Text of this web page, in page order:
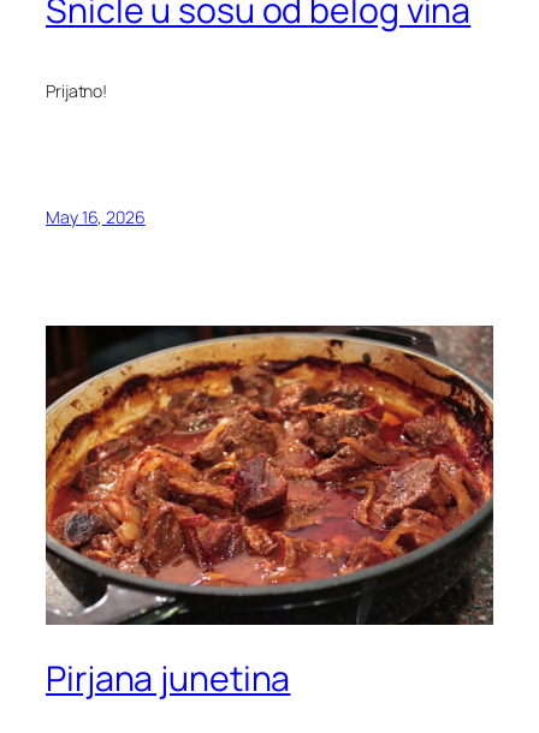
Snicle u sosu od belog vina
Prijatno!
May 16, 2026
Pirjana junetina